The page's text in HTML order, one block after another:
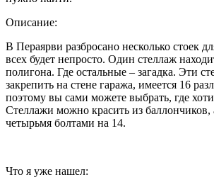
Описание:
В Пераярви разбросано несколько стоек
всех будет непросто. Один стеллаж
полигона. Где остальные – загадка. Эти
закрепить на стене гаража, имеется 16
поэтому вы сами можете выбрать, где
Стеллажи можно красить из баллончиков,
четырьмя болтами на 14.
Что я уже нашел: